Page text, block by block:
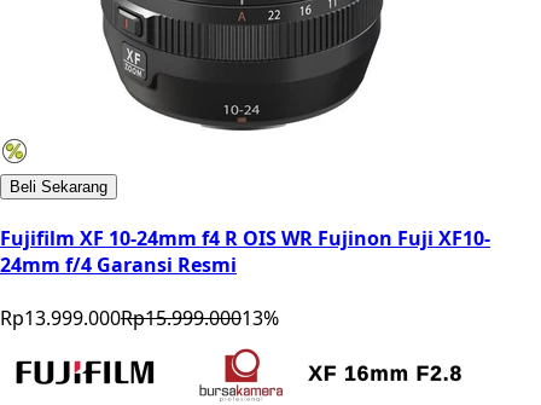
Beli Sekarang
Fujifilm XF 10-24mm f4 R OIS WR Fujinon Fuji XF10-
24mm f/4 Garansi Resmi
Rp13.999.000Rp15.999.00013%